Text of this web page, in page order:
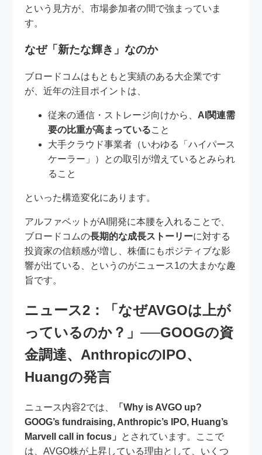
という見方が、市場参加者の間で強まっていま
す。
なぜ「新たな輝き」なのか
ブロードコムはもともと実績のある大企業です
が、近年の注目ポイントは、
従来の通信・ストレージ向けから、 AI関連需
要の比重が高まっていること
大手クラウド事業者（いわゆる「ハイパース
ケーラー」）との取引が増えているとみられ
ること
といった構造変化にあります。
アルファベットがAI開発に本腰を入れることで、
ブロードコムの長期的な成長ストーリーに対する
投資家の信頼感が増し、株価にもポジティブな影
響が出ている、というのがニュース1の大まかな趣
旨です。
ニュース2：「なぜAVGOは上が
っているのか？」──GOOGの資
金調達、AnthropicのIPO、
Huangの発言
ニュース内容2では、
「Why is AVGO up?
GOOG’s fundraising, Anthropic’s IPO, Huang’s
Marvell call in focus」 とされています。ここで
は、AVGO株が上昇している理由として、いくつ